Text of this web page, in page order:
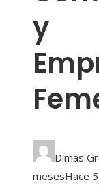
y
Dimas
mesesHace